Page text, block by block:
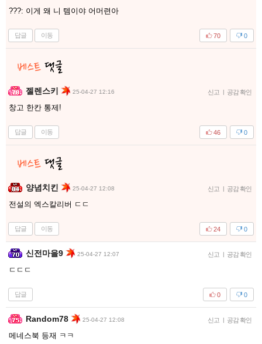
???: 이게 왜 니 템이야 어머련아
답글 이동 0
70
젤렌스키 25-04-27 12:16 신고 | 공감 확인
창고 한칸 통제!
답글 이동 0
46
양념치킨 25-04-27 12:08 신고 | 공감 확인
전설의 엑스칼리버 ㄷㄷ
답글 이동 0
24
신전마을9 25-04-27 12:07 신고 | 공감 확인
ㄷㄷㄷ
답글 0
0
Random78 25-04-27 12:08 신고 | 공감 확인
메네스북 등재 ㅋㅋ